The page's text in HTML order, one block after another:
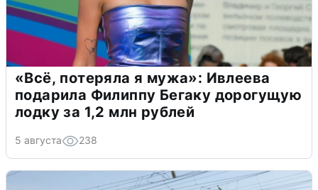
«Всё, потеряла я мужа»: Ивлеева
подарила Филиппу Бегаку дорогущую
лодку за 1,2 млн рублей
5 августа 238